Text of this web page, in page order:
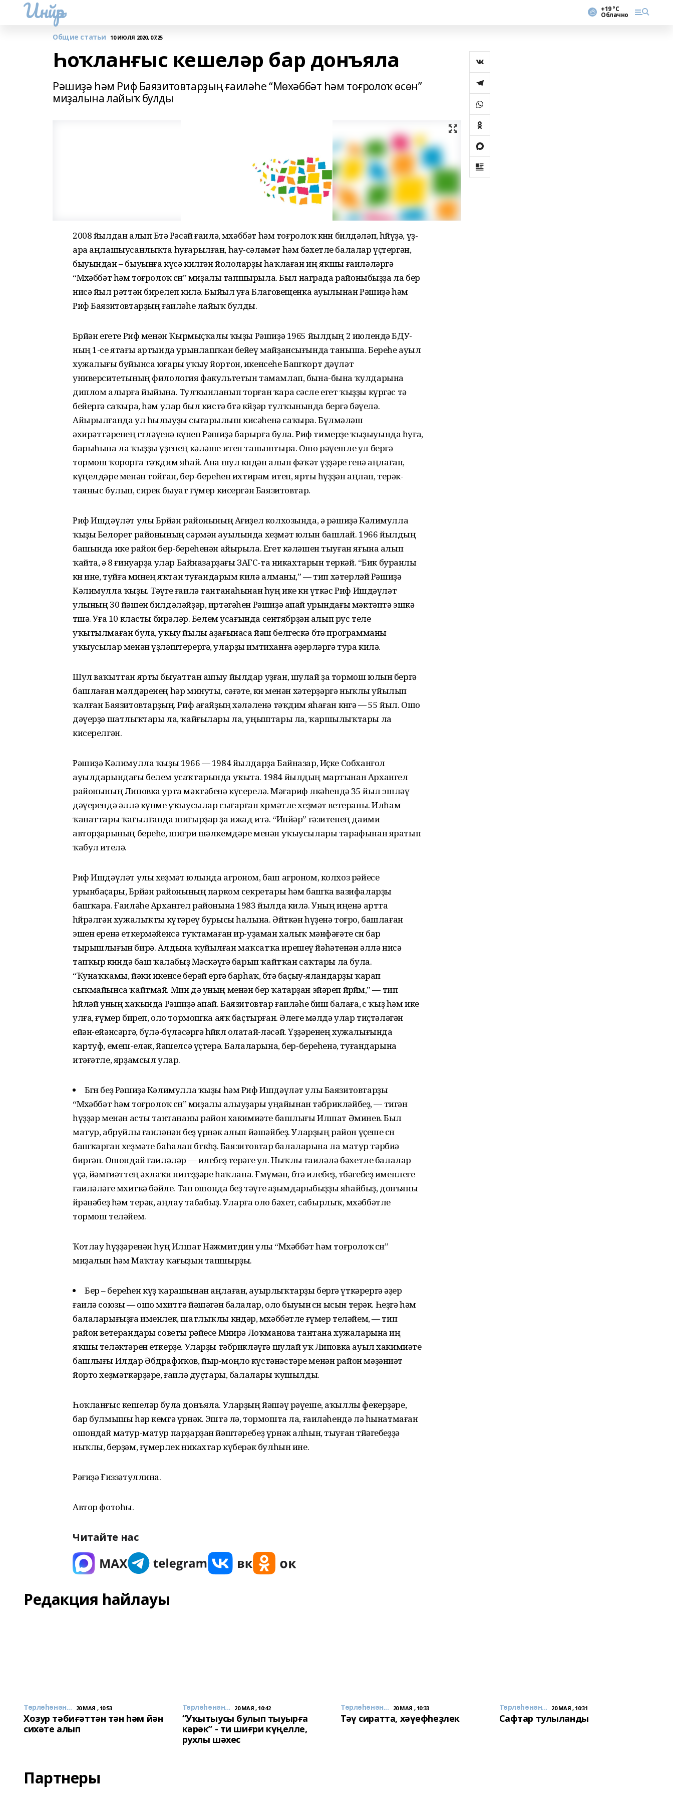
Инйәр +19 °С
Облачно
Общие статьи 10 ИЮЛЯ 2020, 07:25
Һоҡланғыс кешеләр бар донъяла
Рәшиҙә һәм Риф Баязитовтарҙың ғаиләһе “Мөхәббәт һәм тоғролоҡ өсөн”
миҙалына лайыҡ булды
2008 йылдан алып Бөтә Рәсәй ғаилә, мөхәббәт һәм тоғролоҡ көнөн билдәләп, һөйөүҙә, үҙ-
ара аңлашыусанлыҡта һуғарылған, һау-сәләмәт һәм бәхетле балалар үҫтергән,
быуындан – быуынға күсә килгән йололарҙы һаҡлаған иң яҡшы ғаиләләргә
“Мөхәббәт һәм тоғролоҡ өсөн” миҙалы тапшырыла. Был награда районыбыҙҙа ла бер
нисә йыл рәттән бирелеп килә. Быйыл уға Благовещенка ауылынан Рәшиҙә һәм
Риф Баязитовтарҙың ғаиләһе лайыҡ булды.
Бөрйән егете Риф менән Ҡырмыҫҡалы ҡыҙы Рәшиҙә 1965 йылдың 2 июлендә БДУ-
ның 1-се ятағы артында урынлашҡан бейеү майҙансығында таныша. Береһе ауыл
хужалығы буйынса юғары уҡыу йортон, икенсеһе Башҡорт дәүләт
университетының филология факультетын тамамлап, бына-бына ҡулдарына
диплом алырға йыйына. Тулҡынланып торған ҡара сәсле егет ҡыҙҙы күргәс тә
бейергә саҡыра, һәм улар был кистә бөтә көйҙәр тулҡынында бергә бәүелә.
Айырылғанда ул һылыуҙы сығарылыш кисәһенә саҡыра. Бүлмәләш
әхирәттәренең өгөтләүенә күнеп Рәшиҙә барырға була. Риф тимерҙе ҡыҙыуында һуға,
барыһына ла ҡыҙҙы үҙенең кәләше итеп таныштыра. Ошо рәүешле ул бергә
тормош ҡорорға тәҡдим яһай. Ана шул көндән алып фәҡәт үҙҙәре генә аңлаған,
күңелдәре менән тойған, бер-береһен ихтирам итеп, ярты һүҙҙән аңлап, терәк-
таяныс булып, сирек быуат ғүмер кисергән Баязитовтар.
Риф Ишдәүләт улы Бөрйән районының Ағиҙел колхозында, ә рәшиҙә Кәлимулла
ҡыҙы Белорет районының сәрмән ауылында хеҙмәт юлын башлай. 1966 йылдың
башында ике район бер-береһенән айырыла. Егет кәләшен тыуған яғына алып
ҡайта, ә 8 ғинуарҙа улар Байназарҙағы ЗАГС-та никахтарын теркәй. “Бик буранлы
көн ине, туйға минең яҡтан туғандарым килә алманы,” — тип хәтерләй Рәшиҙә
Кәлимулла ҡыҙы. Тәүге ғаилә тантанаһынан һуң ике көн үткәс Риф Ишдәүләт
улының 30 йәшен билдәләйҙәр, иртәгәһен Рәшиҙә апай урындағы мәктәптә эшкә
төшә. Уға 10 класты бирәләр. Белем усағында сентябрҙән алып рус теле
уҡытылмаған була, уҡыу йылы аҙағынаса йәш белгескә бөтә программаны
уҡыусылар менән үҙләштерергә, уларҙы имтиханға әҙерләргә тура килә.
Шул ваҡыттан ярты быуаттан ашыу йылдар уҙған, шулай ҙа тормош юлын бергә
башлаған мәлдәренең һәр минуты, сәғәте, көнө менән хәтерҙәргә ныҡлы уйылып
ҡалған Баязитовтарҙың. Риф ағайҙың хәләленә тәҡдим яһаған көнгә — 55 йыл. Ошо
дәүерҙә шатлыҡтары ла, ҡайғылары ла, уңыштары ла, ҡаршылыҡтары ла
кисерелгән.
Рәшиҙә Кәлимулла ҡыҙы 1966 — 1984 йылдарҙа Байназар, Иҫке Собханғол
ауылдарындағы белем усаҡтарында уҡыта. 1984 йылдың мартынан Архангел
районының Липовка урта мәктәбенә күсерелә. Мәғариф өлкәһендә 35 йыл эшләү
дәүерендә әллә күпме уҡыусылар сығарған хөрмәтле хеҙмәт ветераны. Илһам
ҡанаттары ҡағылғанда шиғырҙар ҙа ижад итә. “Инйәр” гәзитенең даими
авторҙарының береһе, шиғри шәлкемдәре менән уҡыусылары тарафынан яратып
ҡабул ителә.
Риф Ишдәүләт улы хеҙмәт юлында агроном, баш агроном, колхоз рәйесе
урынбаҫары, Бөрйән районының парком секретары һәм башҡа вазифаларҙы
башҡара. Ғаиләһе Архангел районына 1983 йылда килә. Уның иңенә артта
һөйрәлгән хужалыҡты күтәреү бурысы һалына. Әйткән һүҙенә тоғро, башлаған
эшен еренә еткермәйенсә туҡтамаған ир-уҙаман халыҡ мәнфәғәте өсөн бар
тырышлығын бирә. Алдына ҡуйылған маҡсатҡа ирешеү йәһәтенән әллә нисә
тапҡыр көнөндә баш ҡалабыҙ Мәскәүгә барып ҡайтҡан саҡтары ла була.
“Ҡунаҡҡамы, йәки икенсе берәй ергә барһаҡ, бөтә баҫыу-яландарҙы ҡарап
сыҡмайынса ҡайтмай. Мин дә уның менән бер ҡатарҙан эйәреп йөрөйөм,” — тип
һөйләй уның хаҡында Рәшиҙә апай. Баязитовтар ғаиләһе биш балаға, өс ҡыҙ һәм ике
улға, ғүмер биреп, оло тормошҡа аяҡ баҫтырған. Әлеге мәлдә улар тиҫтәләгән
ейән-ейәнсәргә, бүлә-бүләсәргә һөйөклө олатай-өләсәй. Үҙҙәренең хужалығында
картуф, емеш-еләк, йәшелсә үҫтерә. Балаларына, бер-береһенә, туғандарына
итәғәтле, ярҙамсыл улар.
Бөгөн беҙ Рәшиҙә Кәлимулла ҡыҙы һәм Риф Ишдәүләт улы Баязитовтарҙы
“Мөхәббәт һәм тоғролоҡ өсөн” миҙалы алыуҙары уңайынан тәбрикләйбеҙ, — тигән
һүҙҙәр менән асты тантананы район хакимиәте башлығы Илшат Әминев. Был
матур, абруйлы ғаиләнән беҙ үрнәк алып йәшәйбеҙ. Уларҙың район үҫеше өсөн
башҡар­ған хеҙмәте баһалап бөткөһөҙ. Баязитовтар балаларына ла матур тәрбиә
биргән. Ошондай ғаиләләр — илебеҙ терәге ул. Ныҡлы ғаиләлә бәхетле балалар
үҫә, йәмғиәттең әхлаҡи нигеҙҙәре һаҡлана. Ғөмүмән, бөтә илебеҙ, төбәгебеҙ именлеге
ғаиләләге мөхиткә бәйле. Тап ошонда беҙ тәүге аҙымдарыбыҙҙы яһайбыҙ, донъяны
өйрәнәбеҙ һәм терәк, аңлау табабыҙ. Уларға оло бәхет, сабырлыҡ, мөхәббәтле
тормош теләйем.
Ҡотлау һүҙҙәренән һуң Илшат Нәжмитдин улы “Мөхәббәт һәм тоғролоҡ өсөн”
миҙалын һәм Маҡтау ҡағыҙын тапшырҙы.
Бер – береһен күҙ ҡарашынан аңлаған, ауырлыҡтарҙы бергә үткәрергә әҙер
ғаилә союзы — ошо мөхиттә йәшәгән балалар, оло быуын өсөн ысын терәк. Һеҙгә һәм
балаларығыҙға именлек, шатлыҡлы көндәр, мөхәббәтле ғүмер теләйем, — тип
район ветерандары советы рәйесе Мөнирә Лоҡманова тантана хужаларына иң
яҡшы теләктәрен еткерҙе. Уларҙы тәбрикләүгә шулай уҡ Липовка ауыл хакимиәте
башлығы Илдар Әбдрафиҡов, йыр-моңло күстәнәстәре менән район мәҙәниәт
йорто хеҙмәткәрҙәре, ғаилә дуҫтары, балалары ҡушылды.
Һоҡланғыс кешеләр була донъяла. Уларҙың йәшәү рәүеше, аҡыллы фекерҙәре,
бар булмышы һәр кемгә үрнәк. Эштә лә, тормошта ла, ғаиләһендә лә һынатмаған
ошондай матур-матур парҙарҙан йәштәребеҙ үрнәк алһын, тыуған төйәгебеҙҙә
ныҡлы, берҙәм, ғүмерлек никахтар күберәк булһын ине.
Рәғиҙә Ғиззәтуллина.
Автор фотоһы.
Читайте нас
Редакция һайлауы
Төрлөһөнән... 20 МАЯ , 10:53
Хозур тәбиғәттән тән һәм йән
сихәте алып
Төрлөһөнән... 20 МАЯ , 10:42
“Уҡытыусы булып тыуырға
кәрәк” - ти шиғри күңелле,
рухлы шәхес
Төрлөһөнән... 20 МАЯ , 10:33
Тәү сиратта, хәүефһеҙлек
Төрлөһөнән... 20 МАЯ , 10:31
Сафтар тулыланды
Партнеры